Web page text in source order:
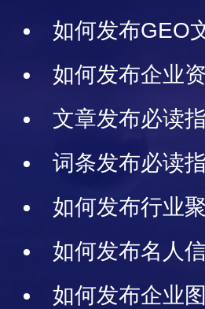
息怎样发布
如何发布GEO
修改、删除、案例
如何发布企业
布、修改、删除
文章发布必读
布、修改、删除
词条发布必读
布、修改、删除
返还
如何发布行业
案例说明
如何发布名人
物词条的发布、
如何发布企业